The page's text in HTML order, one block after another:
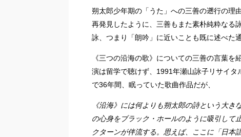
朔太郎少年期の「うた」への三善の遡行の理
再発見したように、三善もまた素朴純粋なる
詠、つまり「朗吟」に近いことも既に述べた通
《三つの沿海の歌》についての三善の言葉
演は留学で聴けず、1991年瀬山詠子リサイ
で36年間、眠っていた歌曲作品だが、
《沿海》には何よりも朔太郎の詩という大
の心身をブラック・ホールのように吸引して
クターンが伴流する。思えば、ここに「日本